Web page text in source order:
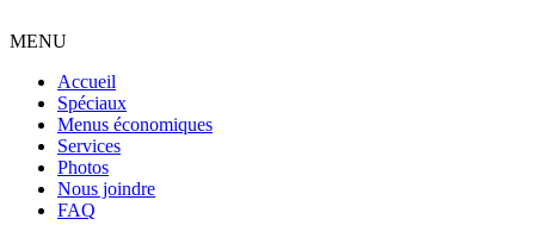
MENU
Accueil
Spéciaux
Menus économiques
Services
Photos
Nous joindre
FAQ